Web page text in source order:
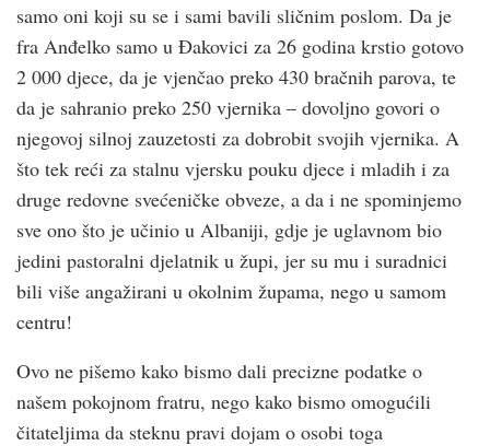
samo oni koji su se i sami bavili sličnim poslom. Da je
fra Anđelko samo u Đakovici za 26 godina krstio gotovo
2 000 djece, da je vjenčao preko 430 bračnih parova, te
da je sahranio preko 250 vjernika – dovoljno govori o
njegovoj silnoj zauzetosti za dobrobit svojih vjernika. A
što tek reći za stalnu vjersku pouku djece i mladih i za
druge redovne svećeničke obveze, a da i ne spominjemo
sve ono što je učinio u Albaniji, gdje je uglavnom bio
jedini pastoralni djelatnik u župi, jer su mu i suradnici
bili više angažirani u okolnim župama, nego u samom
centru!
Ovo ne pišemo kako bismo dali precizne podatke o
našem pokojnom fratru, nego kako bismo omogućili
čitateljima da steknu pravi dojam o osobi toga